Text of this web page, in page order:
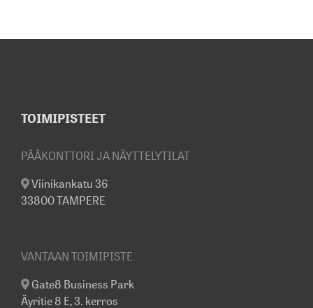
TOIMIPISTEET
PÄÄKONTTORI JA NÄYTTELYTILAT
Viinikankatu 36
33800 TAMPERE
VANTAAN TOIMIPISTE
Gate8 Business Park
Äyritie 8 E, 3. kerros